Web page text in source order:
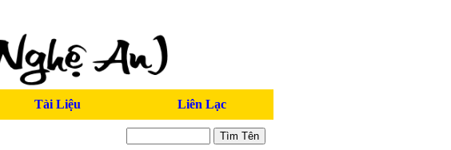
Tài Liệu Liên Lạc